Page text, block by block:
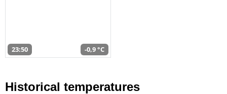
23:50 -0,9 °C
Historical temperatures